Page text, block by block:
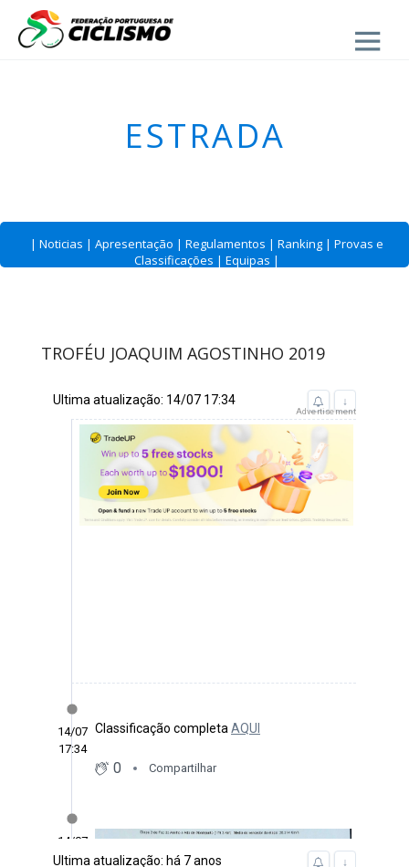
Close
ESTRADA
| Noticias | Apresentação | Regulamentos | Ranking | Provas e
Classificações | Equipas |
TROFÉU JOAQUIM AGOSTINHO 2019